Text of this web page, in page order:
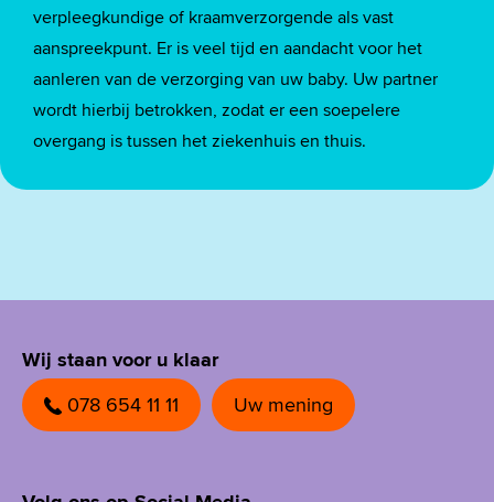
verpleegkundige of kraamverzorgende als vast
aanspreekpunt. Er is veel tijd en aandacht voor het
aanleren van de verzorging van uw baby. Uw partner
wordt hierbij betrokken, zodat er een soepelere
overgang is tussen het ziekenhuis en thuis.
Wij staan voor u klaar
078 654 11 11 Uw mening